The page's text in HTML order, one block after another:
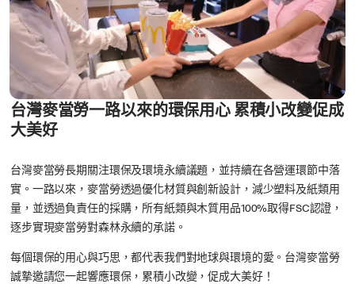
台灣麥當勞一路以來的環保用心 累積小改變促成
大美好
台灣麥當勞長期關注環保及環境永續議題，並持續在各營運環節中落
實。一路以來，麥當勞透過優化材質與創新設計，減少塑料及紙類用
量，並透過負責任的採購，所有紙類與木質用品100%取得FSC認證，
逐步實現麥當勞對森林永續的承諾。
每個環保的用心與巧思，都代表我們對地球與環境的愛。台灣麥當勞
誠摯邀請您一起響應環保，累積小改變，促成大美好！